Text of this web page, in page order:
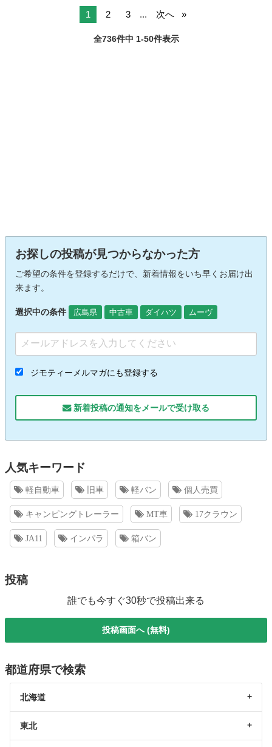
1 2 3 ... 次へ
全736件中 1-50件表示
お探しの投稿が見つからなかった方
ご希望の条件を登録するだけで、新着情報をいち早くお届け出
来ます。
選択中の条件 広島県 中古車 ダイハツ ムーヴ
ジモティーメルマガにも登録する
新着投稿の通知をメールで受け取る
人気キーワード
軽自動車 旧車 軽バン 個人売買
キャンピングトレーラー MT車 17クラウン
JA11 インパラ 箱バン
投稿
誰でも今すぐ30秒で投稿出来る
投稿画面へ (無料)
都道府県で検索
北海道
東北